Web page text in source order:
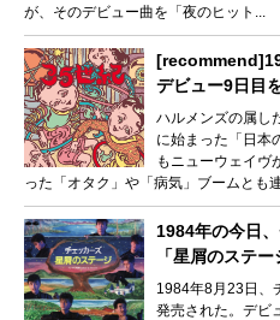
が、そのデビュー曲を「夜のヒット...
デビュー9日目
ハルメンズの属し
に始まった「日本
もニューウェイヴ
った「オタク」や「病気」ブームとも
1984年の今日
「星屑のステ
1984年8月23日、
発売された。デビ